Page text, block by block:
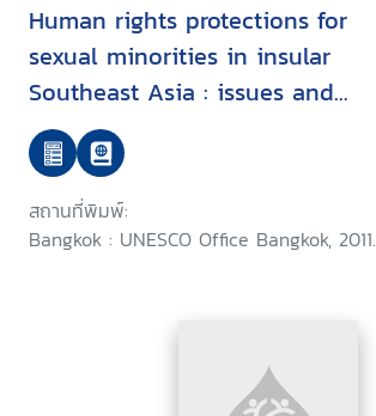
Human rights protections for
sexual minorities in insular
Southeast Asia : issues and
implications for effective HIV
prevention
สถานที่พิมพ์:
Bangkok : UNESCO Office Bangkok, 2011.